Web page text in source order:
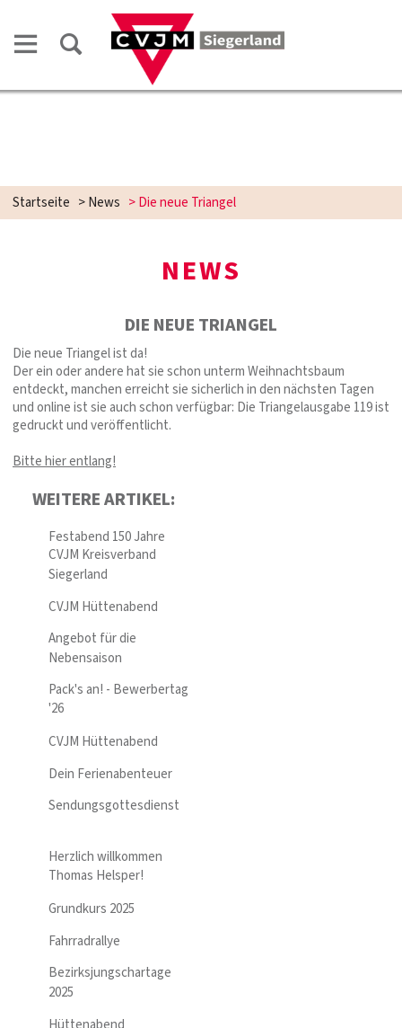
Startseite >News >Die neue Triangel
NEWS
DIE NEUE TRIANGEL
Die neue Triangel ist da!
Der ein oder andere hat sie schon unterm Weihnachtsbaum
entdeckt, manchen erreicht sie sicherlich in den nächsten Tagen
und online ist sie auch schon verfügbar: Die Triangelausgabe 119 ist
gedruckt und veröffentlicht.
Bitte hier entlang!
WEITERE ARTIKEL:
Festabend 150 Jahre
CVJM Kreisverband
Siegerland
CVJM Hüttenabend
Angebot für die
Nebensaison
Pack's an! - Bewerbertag
'26
CVJM Hüttenabend
Dein Ferienabenteuer
Sendungsgottesdienst
Herzlich willkommen
Thomas Helsper!
Grundkurs 2025
Fahrradrallye
Bezirksjungschartage
2025